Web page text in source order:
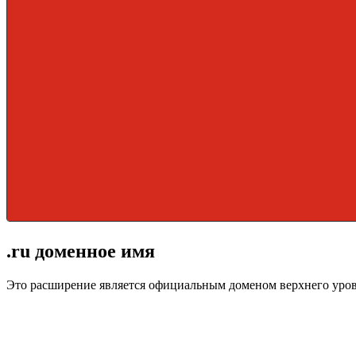
.ru доменное имя
Это расширение является официальным доменом верхнего